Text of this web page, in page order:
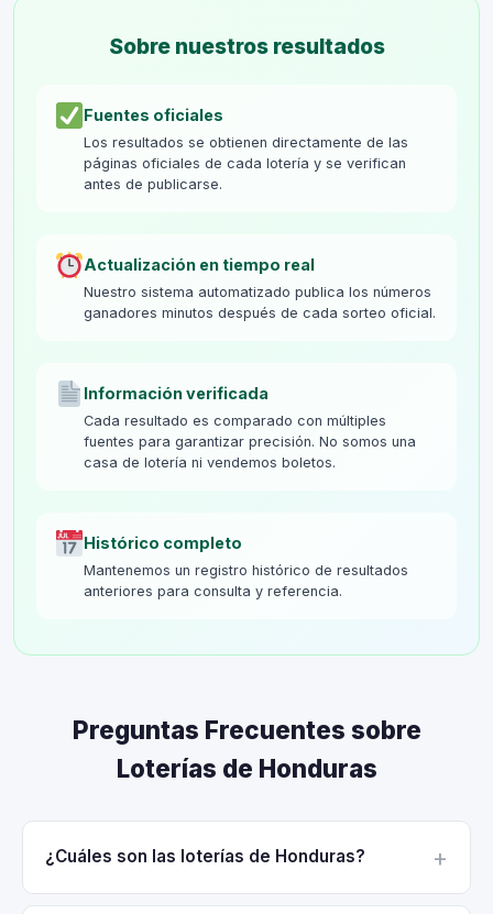
Sobre nuestros resultados
Fuentes oficiales
Los resultados se obtienen directamente de las
páginas oficiales de cada lotería y se verifican
antes de publicarse.
Actualización en tiempo real
Nuestro sistema automatizado publica los números
ganadores minutos después de cada sorteo oficial.
Información verificada
Cada resultado es comparado con múltiples
fuentes para garantizar precisión. No somos una
casa de lotería ni vendemos boletos.
Histórico completo
Mantenemos un registro histórico de resultados
anteriores para consulta y referencia.
Preguntas Frecuentes sobre
Loterías de Honduras
¿Cuáles son las loterías de Honduras?